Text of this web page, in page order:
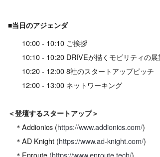
■当日のアジェンダ
10:00 - 10:10 ご挨拶
10:10 - 10:20 DRIVEが描くモビリティの展
10:20 - 12:00 8社のスタートアップピッチ
12:00 - 13:00 ネットワーキング
＜登壇するスタートアップ＞
＊Addionics (https://www.addionics.com/)
＊AD Knight (https://www.ad-knight.com/)
＊Enroute (https://www.enroute.tech/)